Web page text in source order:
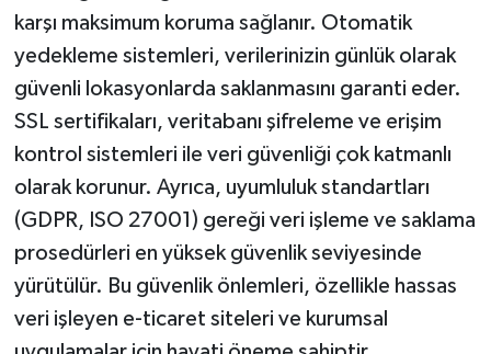
karşı maksimum koruma sağlanır. Otomatik
yedekleme sistemleri, verilerinizin günlük olarak
güvenli lokasyonlarda saklanmasını garanti eder.
SSL sertifikaları, veritabanı şifreleme ve erişim
kontrol sistemleri ile veri güvenliği çok katmanlı
olarak korunur. Ayrıca, uyumluluk standartları
(GDPR, ISO 27001) gereği veri işleme ve saklama
prosedürleri en yüksek güvenlik seviyesinde
yürütülür. Bu güvenlik önlemleri, özellikle hassas
veri işleyen e-ticaret siteleri ve kurumsal